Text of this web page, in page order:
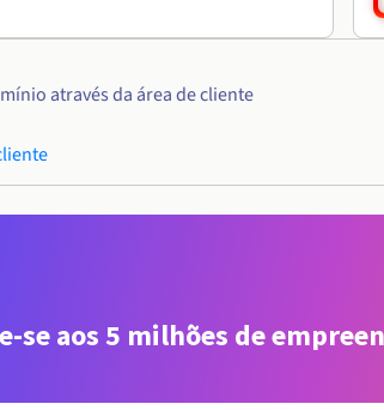
através da área de cliente
se aos 5 milhões de